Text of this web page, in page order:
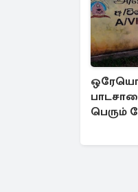
பெரும்